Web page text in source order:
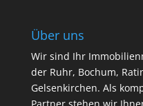
Über uns
Wir sind Ihr
der Ruhr, Bochum,
Gelsenkirchen. Als